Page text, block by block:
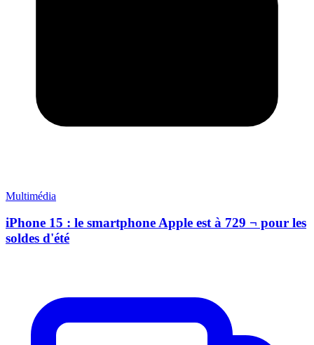
Multimédia
iPhone 15 : le smartphone Apple est à 729 ¬ pour les
soldes d'été